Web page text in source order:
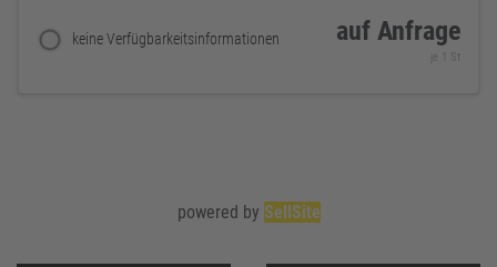
keine Verfügbarkeitsinformationen auf Anfrage
je 1 St
powered by SellSite